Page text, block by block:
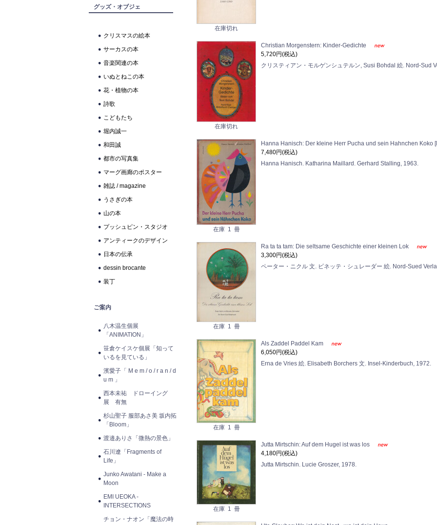
グッズ・オブジェ
クリスマスの絵本
サーカスの本
音楽関連の本
いぬとねこの本
花・植物の本
詩歌
こどもたち
堀内誠一
和田誠
都市の写真集
マーグ画廊のポスター
雑誌 / magazine
うさぎの本
山の本
プッシュピン・スタジオ
アンティークのデザイン
日本の伝承
dessin brocante
装丁
ご案内
八木温生個展
「ANIMATION」
笹倉ケイスケ個展「知って
いるを見ている」
濱愛子「 M e m / o / r a n / d
u m 」
西本未祐 ドローイング
展 有無
杉山聖子 服部あさ美 坂内拓
「Bloom」
渡邉ありさ「微熱の景色」
石川遼「Fragments of
Life」
Junko Awatani - Make a
Moon
EMI UEOKA -
INTERSECTIONS
チョン・ナオン「魔法の時
在庫切れ
在庫切れ
Christian Morgenstern: Kinder-Gedichte
5,720円(税込)
クリスティアン・モルゲンシュテルン, Susi Bohdal 絵. Nord-Sud
在庫 1 冊
Hanna Hanisch: Der kleine Herr Pucha und sein Hahnchen Koko
7,480円(税込)
Hanna Hanisch. Katharina Maillard. Gerhard Stalling, 1963.
在庫 1 冊
Ra ta ta tam: Die seltsame Geschichte einer kleinen Lok
3,300円(税込)
ペーター・ニクル 文. ビネッテ・シュレーダー 絵. Nord-Sued
在庫 1 冊
Als Zaddel Paddel Kam
6,050円(税込)
Erna de Vries 絵. Elisabeth Borchers 文. Insel-Kinderbuch, 1972.
在庫 1 冊
Jutta Mirtschin: Auf dem Hugel ist was los
4,180円(税込)
Jutta Mirtschin. Lucie Groszer, 1978.